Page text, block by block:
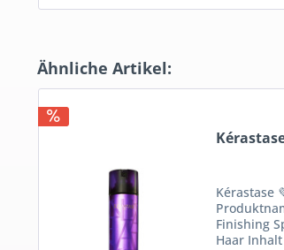
Ähnliche Artikel:
Kérastase
Finishing
Haar